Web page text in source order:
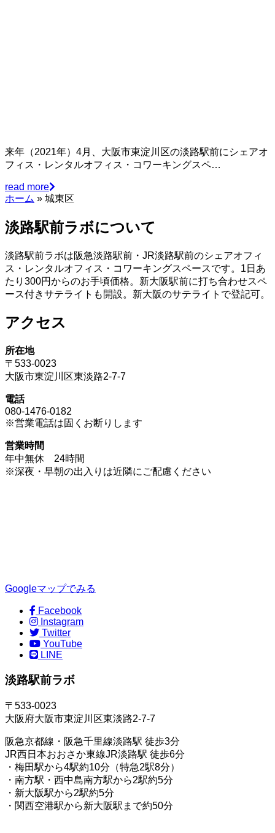
来年（2021年）4月、大阪市東淀川区の淡路駅前にシェアオ
フィス・レンタルオフィス・コワーキングスペ…
read more
ホーム » 城東区
淡路駅前ラボについて
淡路駅前ラボは阪急淡路駅前・JR淡路駅前のシェアオフィ
ス・レンタルオフィス・コワーキングスペースです。1日あ
たり300円からのお手頃価格。新大阪駅前に打ち合わせスペ
ース付きサテライトも開設。新大阪のサテライトで登記可。
アクセス
所在地
〒533-0023
大阪市東淀川区東淡路2-7-7
電話
080-1476-0182
※営業電話は固くお断りします
営業時間
年中無休 24時間
※深夜・早朝の出入りは近隣にご配慮ください
Googleマップでみる
Facebook
Instagram
Twitter
YouTube
LINE
淡路駅前ラボ
〒533-0023
大阪府大阪市東淀川区東淡路2-7-7
阪急京都線・阪急千里線淡路駅 徒歩3分
JR西日本おおさか東線JR淡路駅 徒歩6分
・梅田駅から4駅約10分（特急2駅8分）
・南方駅・西中島南方駅から2駅約5分
・新大阪駅から2駅約5分
・関西空港駅から新大阪駅まで約50分